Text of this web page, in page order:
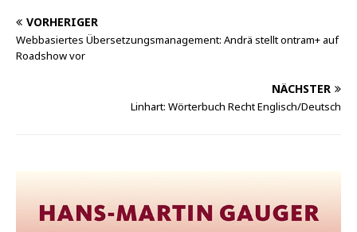
VORHERIGER
Webbasiertes Übersetzungsmanagement: Andrä stellt ontram+ auf
Roadshow vor
NÄCHSTER
Linhart: Wörterbuch Recht Englisch/Deutsch